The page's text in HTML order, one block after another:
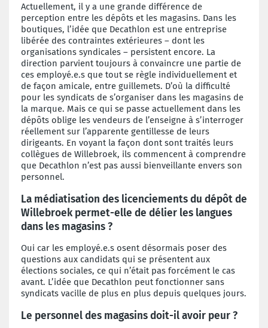
Actuellement, il y a une grande différence de
perception entre les dépôts et les magasins. Dans les
boutiques, l’idée que Decathlon est une entreprise
libérée des contraintes extérieures – dont les
organisations syndicales – persistent encore. La
direction parvient toujours à convaincre une partie de
ces employé.e.s que tout se règle individuellement et
de façon amicale, entre guillemets. D’où la difficulté
pour les syndicats de s’organiser dans les magasins de
la marque. Mais ce qui se passe actuellement dans les
dépôts oblige les vendeurs de l’enseigne à s’interroger
réellement sur l’apparente gentillesse de leurs
dirigeants. En voyant la façon dont sont traités leurs
collègues de Willebroek, ils commencent à comprendre
que Decathlon n’est pas aussi bienveillante envers son
personnel.
La médiatisation des licenciements du dépôt de
Willebroek permet-elle de délier les langues
dans les magasins ?
Oui car les employé.e.s osent désormais poser des
questions aux candidats qui se présentent aux
élections sociales, ce qui n’était pas forcément le cas
avant. L’idée que Decathlon peut fonctionner sans
syndicats vacille de plus en plus depuis quelques jours.
Le personnel des magasins doit-il avoir peur ?